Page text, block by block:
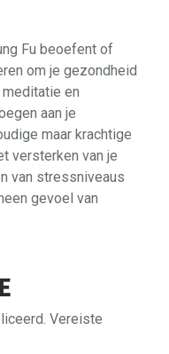
Fu beoefent of
om je gezondheid
en
aan je
maar krachtige
versterken van je
van stressniveaus
gevoel van
Vereiste